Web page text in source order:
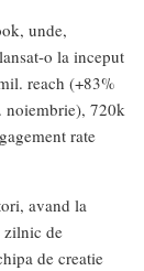
unde,
o la inceput
reach (+83%
noiembrie), 720k
rate
avand la
zilnic de
de creatie